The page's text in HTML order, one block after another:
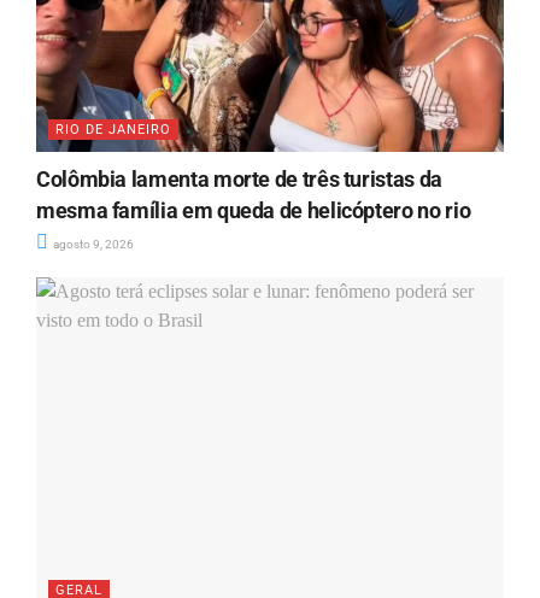
RIO DE JANEIRO
Colômbia lamenta morte de três turistas da
mesma família em queda de helicóptero no rio
agosto 9, 2026
GERAL